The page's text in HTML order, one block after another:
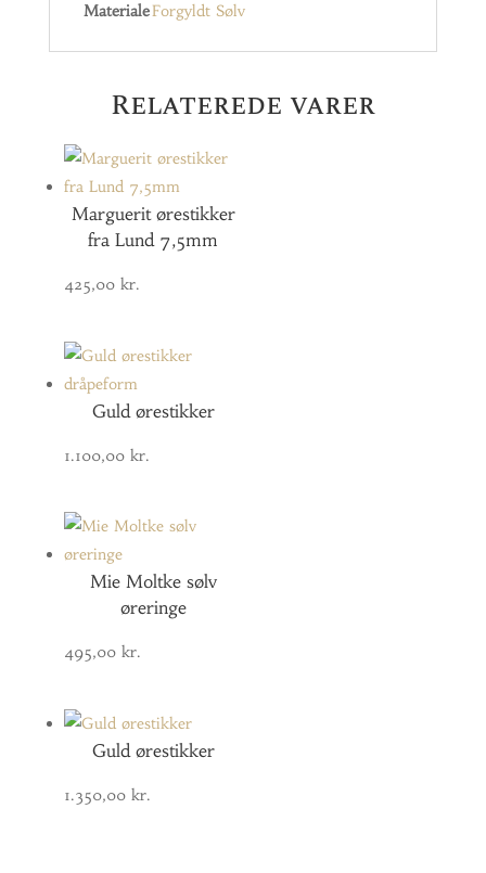
MaterialeForgyldt Sølv
Relaterede varer
Marguerit ørestikker
fra Lund 7,5mm
425,00 kr.
Guld ørestikker
1.100,00 kr.
Mie Moltke sølv
øreringe
495,00 kr.
Guld ørestikker
1.350,00 kr.